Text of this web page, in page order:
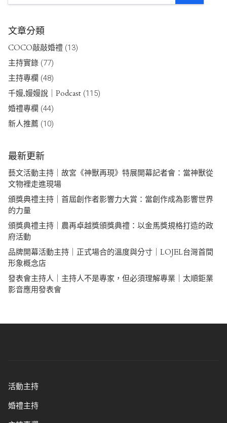
文章分類
COCO敲敲婚禮 (13)
主持實錄 (77)
主持專欄 (48)
千嫚,嫚嫚說｜Podcast (115)
婚禮專欄 (44)
新人推薦 (10)
最新更新
藝文活動主持｜故宮《神獸再現》特展開幕記者會：當神獸從
文物裡走進現場
頒獎典禮主持｜首屆創作者影響力大賞：當創作成為影響世界
的力量
頒獎典禮主持｜農再卓越獎頒獎典禮：以金馬獎規格打造的政
府活動
品牌開幕活動主持｜正式場合的溫度與分寸｜LOJEL台灣首間
形象概念店
發表會主持人｜主持人不是專家，但必須理解專業｜太順鉅業
影音應用發表會
活動主持
婚禮主持